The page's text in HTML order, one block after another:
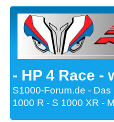
- HP 4 Race -
S1000-Forum.de -
1000 R - S 1000 XR -